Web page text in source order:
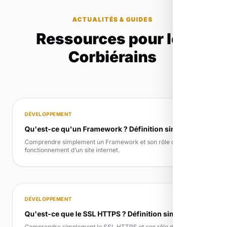
ACTUALITÉS & GUIDES
Ressources pour les
Corbiérains
DÉVELOPPEMENT
Qu'est-ce qu'un Framework ? Définition simple
Comprendre simplement un Framework et son rôle dans le
fonctionnement d’un site internet.
DÉVELOPPEMENT
Qu'est-ce que le SSL HTTPS ? Définition simple